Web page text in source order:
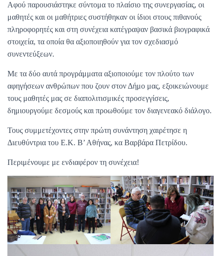
Αφού παρουσιάστηκε σύντομα το πλαίσιο της συνεργασίας, οι
μαθητές και οι μαθήτριες συστήθηκαν οι ίδιοι στους πιθανούς
πληροφορητές και στη συνέχεια κατέγραψαν βασικά βιογραφικά
στοιχεία, τα οποία θα αξιοποιηθούν για τον σχεδιασμό
συνεντεύξεων.
Με τα δύο αυτά προγράμματα αξιοποιούμε τον πλούτο των
αφηγήσεων ανθρώπων που ζουν στον Δήμο μας, εξοικειώνουμε
τους μαθητές μας σε διαπολιτισμικές προσεγγίσεις,
δημιουργούμε δεσμούς και προωθούμε τον διαγενεακό διάλογο.
Τους συμμετέχοντες στην πρώτη συνάντηση χαιρέτησε η
Διευθύντρια του Ε.Κ. Β’ Αθήνας, κα Βαρβάρα Πετρίδου.
Περιμένουμε με ενδιαφέρον τη συνέχεια!